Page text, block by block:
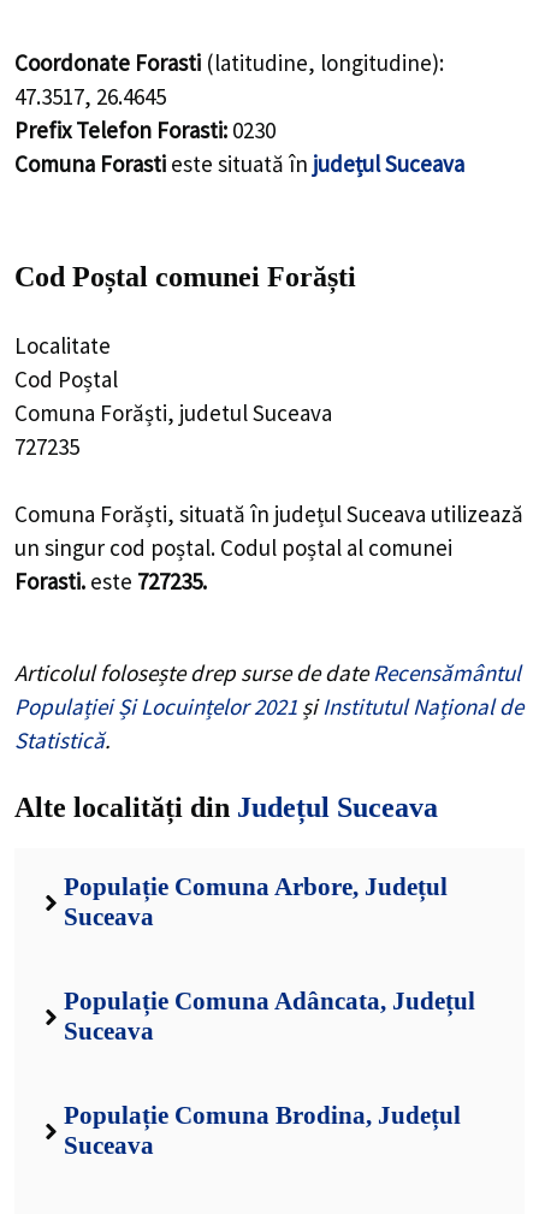
Coordonate Forasti (latitudine, longitudine):
47.3517, 26.4645
Prefix Telefon Forasti: 0230
Comuna Forasti este situată în județul Suceava
Cod Poștal comunei Forăști
Localitate
Cod Poștal
Comuna Forăști, judetul Suceava
727235
Comuna Forăști, situată în județul Suceava utilizează
un singur cod poștal. Codul poștal al comunei
Forasti. este 727235.
Articolul folosește drep surse de dateRecensământul
Populației Și Locuințelor 2021 șiInstitutul Național de
Statistică.
Alte localități din Județul Suceava
Populație Comuna Arbore, Județul
Suceava
Populație Comuna Adâncata, Județul
Suceava
Populație Comuna Brodina, Județul
Suceava